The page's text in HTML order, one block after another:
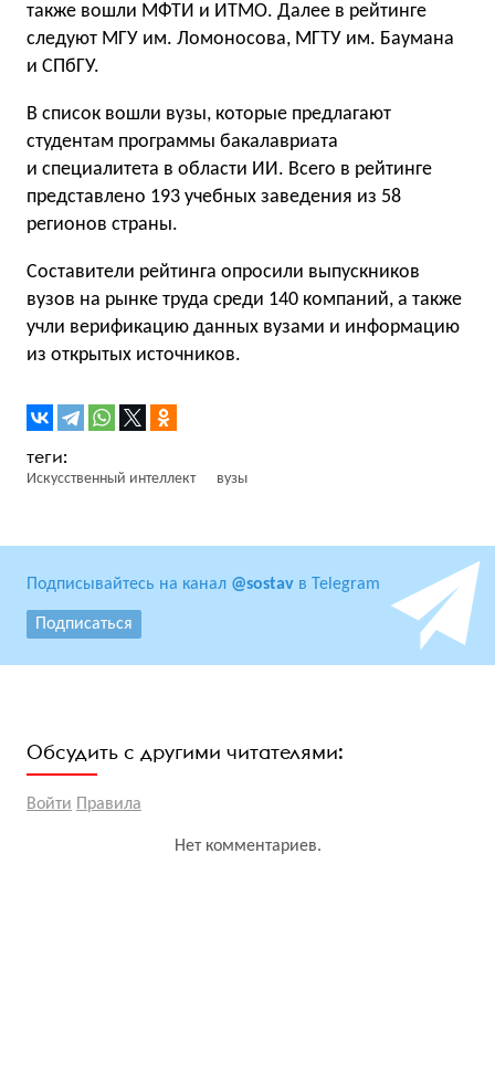
также вошли МФТИ и ИТМО. Далее в рейтинге
следуют МГУ им. Ломоносова, МГТУ им. Баумана
и СПбГУ.
В список вошли вузы, которые предлагают
студентам программы бакалавриата
и специалитета в области ИИ. Всего в рейтинге
представлено 193 учебных заведения из 58
регионов страны.
Составители рейтинга опросили выпускников
вузов на рынке труда среди 140 компаний, а также
учли верификацию данных вузами и информацию
из открытых источников.
Искусственный интеллект вузы
Подписывайтесь на канал @sostav в Telegram
Подписаться
Обсудить с другими читателями:
Войти Правила
Нет комментариев.